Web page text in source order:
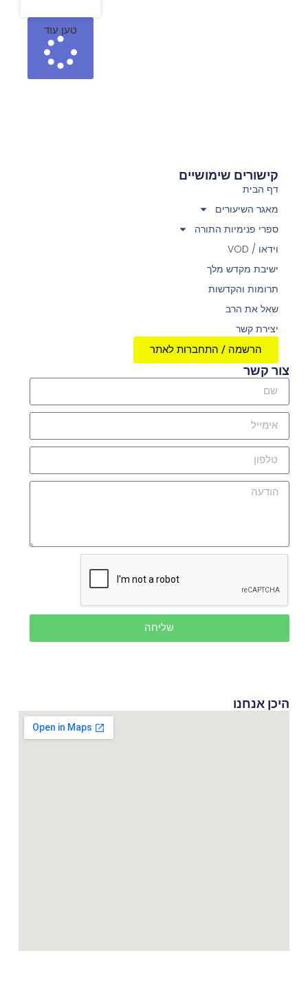
טען עוד
קישורים שימושיים
דף הבית
מאגר השיעורים
ספרי פנימיות התורה
וידאו / VOD
ישיבת מקדש מלך
תרומות והקדשות
שאל את הרב
יצירת קשר
הרשמה / התחברות לאתר
צור קשר
שליחה
היכן אנחנו